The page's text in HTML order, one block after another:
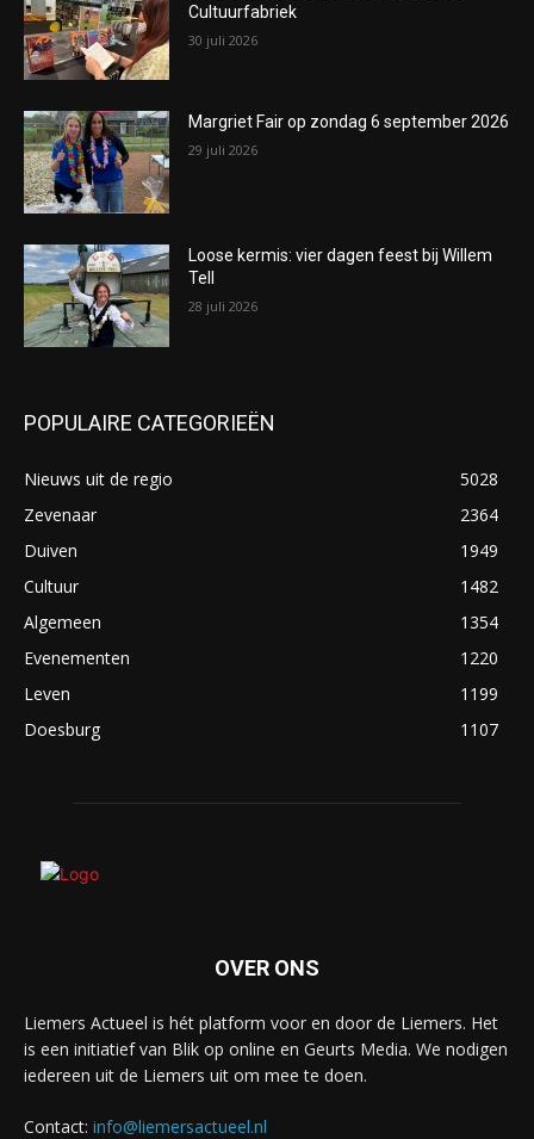
Cultuurfabriek
30 juli 2026
Margriet Fair op zondag 6 september 2026
29 juli 2026
Loose kermis: vier dagen feest bij Willem
Tell
28 juli 2026
POPULAIRE CATEGORIEËN
Nieuws uit de regio
5028
Zevenaar
2364
Duiven
1949
Cultuur
1482
Algemeen
1354
Evenementen
1220
Leven
1199
Doesburg
1107
OVER ONS
Liemers Actueel is hét platform voor en door de Liemers. Het
is een initiatief van Blik op online en Geurts Media. We nodigen
iedereen uit de Liemers uit om mee te doen.
Contact: info@liemersactueel.nl